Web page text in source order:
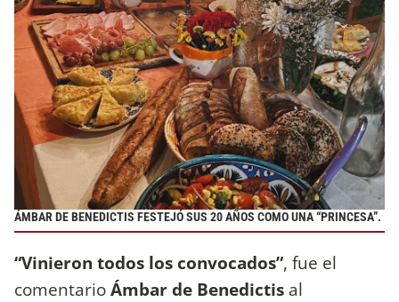
ÁMBAR DE BENEDICTIS FESTEJÓ SUS 20 AÑOS COMO UNA “PRINCESA”.
“Vinieron todos los convocados”, fue el
comentarioÁmbar de Benedictis al